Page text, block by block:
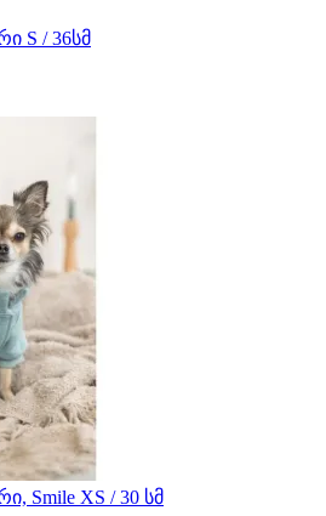
S / 36სმ
Smile XS / 30 სმ